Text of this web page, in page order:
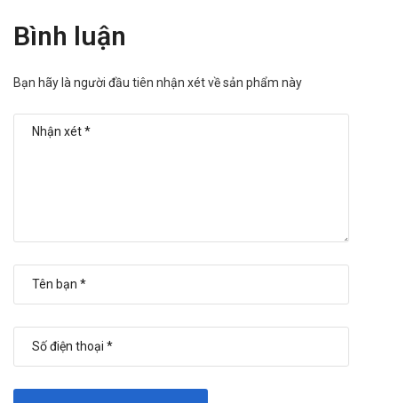
Bình luận
Bạn hãy là người đầu tiên nhận xét về sản phẩm này